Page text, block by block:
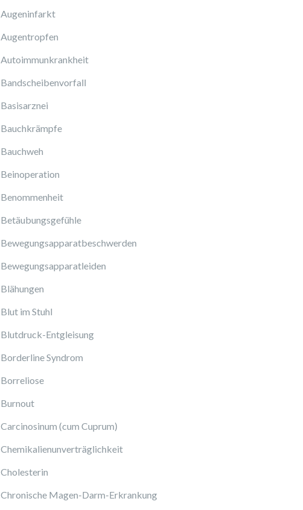
Augeninfarkt
Augentropfen
Autoimmunkrankheit
Bandscheibenvorfall
Basisarznei
Bauchkrämpfe
Bauchweh
Beinoperation
Benommenheit
Betäubungsgefühle
Bewegungsapparatbeschwerden
Bewegungsapparatleiden
Blähungen
Blut im Stuhl
Blutdruck-Entgleisung
Borderline Syndrom
Borreliose
Burnout
Carcinosinum (cum Cuprum)
Chemikalienunverträglichkeit
Cholesterin
Chronische Magen-Darm-Erkrankung